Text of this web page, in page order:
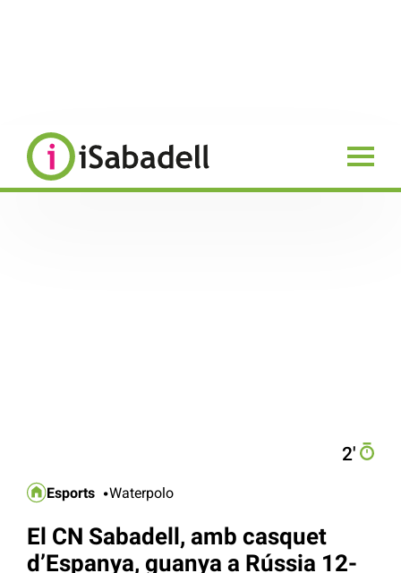
2′
Esports Waterpolo
El CN Sabadell, amb casquet
d’Espanya, guanya a Rússia 12-